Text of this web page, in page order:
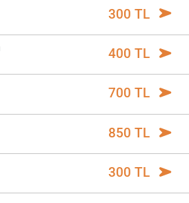
300 TL
400 TL
700 TL
850 TL
300 TL